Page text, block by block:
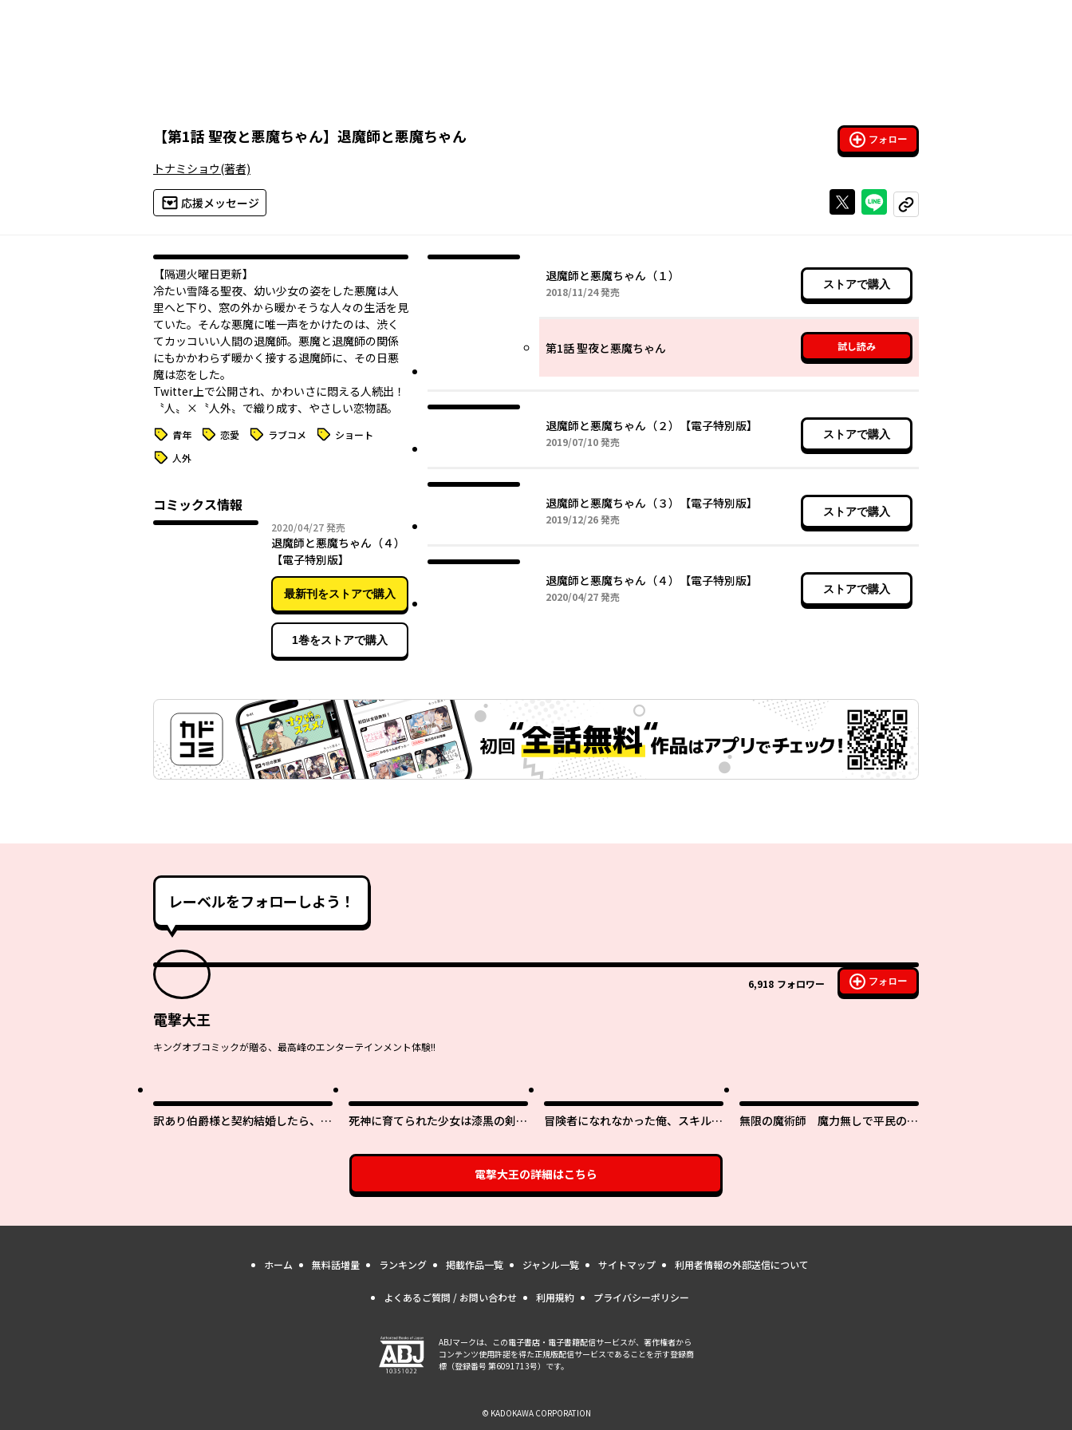
【第1話 聖夜と悪魔ちゃん】 退魔師と悪魔ちゃん フォロー
トナミショウ(著者)
応援メッセージ Xで投稿するラインでシェアする
コピーする
【隔週火曜日更新】
冷たい雪降る聖夜、幼い少女の姿をした悪魔は人
里へと下り、窓の外から暖かそうな人々の生活を見
ていた。そんな悪魔に唯一声をかけたのは、渋く
てカッコいい人間の退魔師。悪魔と退魔師の関係
にもかかわらず暖かく接する退魔師に、その日悪
魔は恋をした――。
Twitter上で公開され、かわいさに悶える人続出！
〝人〟×〝人外〟で織り成す、やさしい恋物語。
タグ 青年 タグ 恋愛 タグ ラブコメ タグ ショート
タグ 人外
コミックス情報
2020/04/272020年04月27日
発売
退魔師と悪魔ちゃん（４）
【電子特別版】
最新刊をストアで購入
1巻をストアで購入
退魔師と悪魔ちゃん（１）
2018/11/242018年11月24日
発売
ストアで購入
第1話 聖夜と悪魔ちゃん 試し読み
退魔師と悪魔ちゃん（２）【電子特別版】
2019/07/102019年07月10日
発売
ストアで購入
退魔師と悪魔ちゃん（３）【電子特別版】
2019/12/262019年12月26日
発売
ストアで購入
退魔師と悪魔ちゃん（４）【電子特別版】
2020/04/272020年04月27日
発売
ストアで購入
レーベルをフォローしよう！
6,918 フォロワー フォロー
電撃大王
キングオブコミックが贈る、最高峰のエンターテインメント体験!!
訳あり伯爵様と契約結婚したら、義
死神に育てられた少女は漆黒の剣を
冒険者になれなかった俺、スキル
人助け!?
無限の魔術師 魔力無しで平民の子
電撃大王の詳細はこちら
ホーム 無料話増量 ランキング 掲載作品一覧 ジャンル一覧 サイトマップ 利用者情報の外部送信について
よくあるご質問 / お問い合わせ 利用規約 プライバシーポリシー
ABJマークは、この電子書店・電子書籍配信サービスが、著作権者から
コンテンツ使用許諾を得た正規版配信サービスであることを示す登録商
標（登録番号 第6091713号）です。
© KADOKAWA CORPORATION